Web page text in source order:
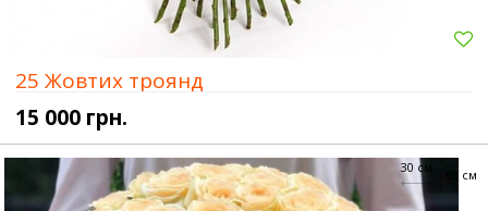
25 Жовтих троянд
15 000 грн.
60 см
30 см